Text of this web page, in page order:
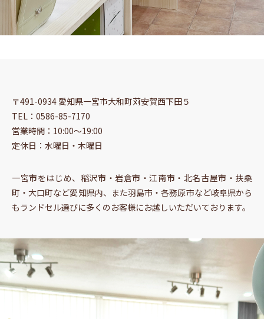
〒491-0934 愛知県一宮市大和町苅安賀西下田５
TEL：0586-85-7170
営業時間：10:00〜19:00
定休日：水曜日・木曜日
一宮市をはじめ、稲沢市・岩倉市・江南市・北名古屋市・扶桑
町・大口町など愛知県内、また羽島市・各務原市など岐阜県から
もランドセル選びに多くのお客様にお越しいただいております。